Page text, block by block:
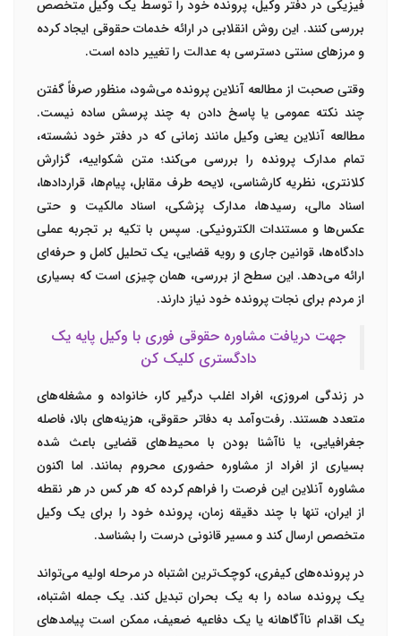
فیزیکی در دفتر وکیل، پرونده خود را توسط یک وکیل متخصص
بررسی کنند. این روش انقلابی در ارائه خدمات حقوقی ایجاد کرده
و مرزهای سنتی دسترسی به عدالت را تغییر داده است.
وقتی صحبت از مطالعه آنلاین پرونده می‌شود، منظور صرفاً گفتن
چند نکته عمومی یا پاسخ‌ دادن به چند پرسش ساده نیست.
مطالعه آنلاین یعنی وکیل مانند زمانی که در دفتر خود نشسته،
تمام مدارک پرونده را بررسی می‌کند؛ متن شکواییه، گزارش
کلانتری، نظریه کارشناسی، لایحه طرف مقابل، پیام‌ها، قراردادها،
اسناد مالی، رسیدها، مدارک پزشکی، اسناد مالکیت و حتی
عکس‌ها و مستندات الکترونیکی. سپس با تکیه بر تجربه عملی
دادگاه‌ها، قوانین جاری و رویه قضایی، یک تحلیل کامل و حرفه‌ای
ارائه می‌دهد. این سطح از بررسی، همان چیزی است که بسیاری
از مردم برای نجات پرونده خود نیاز دارند.
جهت دریافت مشاوره حقوقی فوری با وکیل پایه یک
دادگستری کلیک کن
در زندگی امروزی، افراد اغلب درگیر کار، خانواده و مشغله‌های
متعدد هستند. رفت‌وآمد به دفاتر حقوقی، هزینه‌های بالا، فاصله
جغرافیایی، یا ناآشنا بودن با محیط‌های قضایی باعث شده
بسیاری از افراد از مشاوره حضوری محروم بمانند. اما اکنون
مشاوره آنلاین این فرصت را فراهم کرده که هر کس در هر نقطه
از ایران، تنها با چند دقیقه زمان، پرونده خود را برای یک وکیل
متخصص ارسال کند و مسیر قانونی درست را بشناسد.
در پرونده‌های کیفری، کوچک‌ترین اشتباه در مرحله اولیه می‌تواند
یک پرونده ساده را به یک بحران تبدیل کند. یک‌ جمله اشتباه،
یک اقدام ناآگاهانه یا یک دفاعیه ضعیف، ممکن است پیامدهای